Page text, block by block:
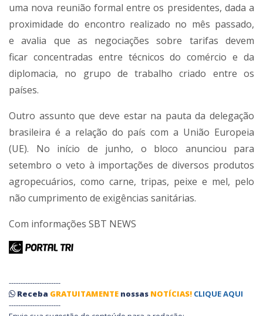
uma nova reunião formal entre os presidentes, dada a
proximidade do encontro realizado no mês passado,
e avalia que as negociações sobre tarifas devem
ficar concentradas entre técnicos do comércio e da
diplomacia, no grupo de trabalho criado entre os
países.
Outro assunto que deve estar na pauta da delegação
brasileira é a relação do país com a União Europeia
(UE). No início de junho, o bloco anunciou para
setembro o veto à importações de diversos produtos
agropecuários, como carne, tripas, peixe e mel, pelo
não cumprimento de exigências sanitárias.
Com informações SBT NEWS
----------------------
Receba GRATUITAMENTE nossas NOTÍCIAS! CLIQUE AQUI
----------------------